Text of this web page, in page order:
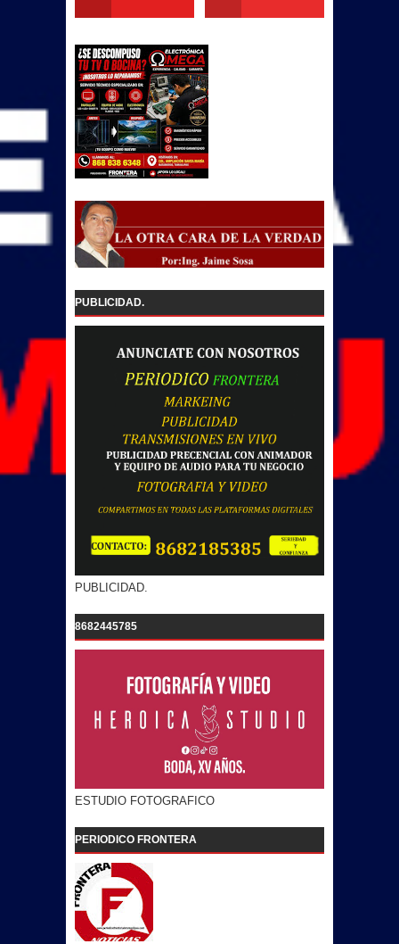
PUBLICIDAD.
PUBLICIDAD.
8682445785
ESTUDIO FOTOGRAFICO
PERIODICO FRONTERA